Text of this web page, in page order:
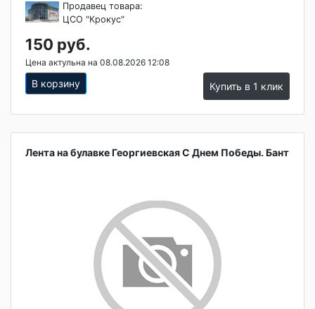
Продавец товара:
ЦСО "Крокус"
150 руб.
Цена актульна на 08.08.2026 12:08
В корзину Купить в 1 клик
Лента на булавке Георгиевская С Днем Победы. Бант